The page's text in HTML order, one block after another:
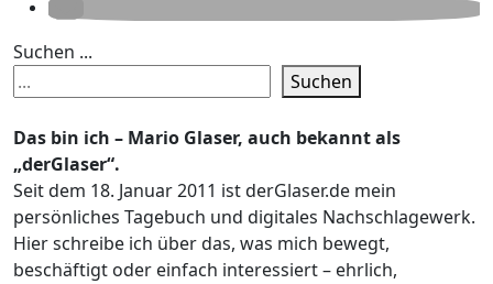
Suchen ...
Suchen
Das bin ich – Mario Glaser, auch bekannt als
„derGlaser“.
Seit dem 18. Januar 2011 ist derGlaser.de mein
persönliches Tagebuch und digitales Nachschlagewerk.
Hier schreibe ich über das, was mich bewegt,
beschäftigt oder einfach interessiert – ehrlich,